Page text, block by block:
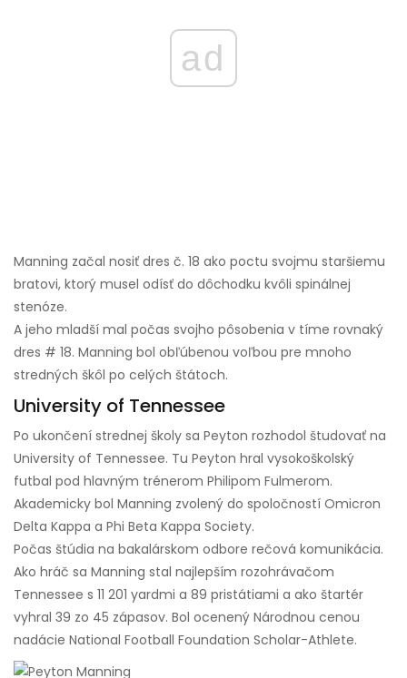
ad
Manning začal nosiť dres č. 18 ako poctu svojmu staršiemu
bratovi, ktorý musel odísť do dôchodku kvôli spinálnej
stenóze.
A jeho mladší mal počas svojho pôsobenia v tíme rovnaký
dres # 18. Manning bol obľúbenou voľbou pre mnoho
stredných škôl po celých štátoch.
University of Tennessee
Po ukončení strednej školy sa Peyton rozhodol študovať na
University of Tennessee. Tu Peyton hral vysokoškolský
futbal pod hlavným trénerom Philipom Fulmerom.
Akademicky bol Manning zvolený do spoločností Omicron
Delta Kappa a Phi Beta Kappa Society.
Počas štúdia na bakalárskom odbore rečová komunikácia.
Ako hráč sa Manning stal najlepším rozohrávačom
Tennessee s 11 201 yardmi a 89 pristátiami a ako štartér
vyhral 39 zo 45 zápasov. Bol ocenený Národnou cenou
nadácie National Football Foundation Scholar-Athlete.